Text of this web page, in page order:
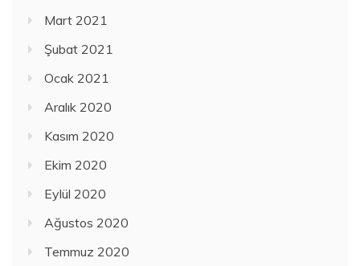
Mart 2021
Şubat 2021
Ocak 2021
Aralık 2020
Kasım 2020
Ekim 2020
Eylül 2020
Ağustos 2020
Temmuz 2020